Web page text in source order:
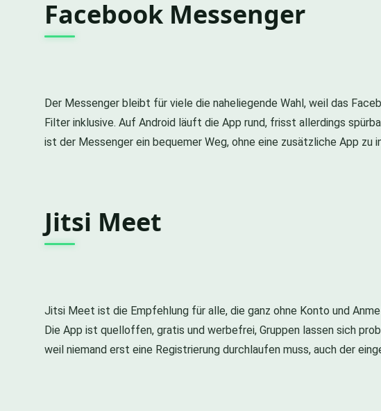
Facebook Messenger
Der Messenger bleibt für viele die naheliegende Wahl, weil das
Filter inklusive. Auf Android läuft die App rund, frisst allerdings
ist der Messenger ein bequemer Weg, ohne eine zusätzliche App zu
Jitsi Meet
Jitsi Meet ist die Empfehlung für alle, die ganz ohne Konto und
Die App ist quelloffen, gratis und werbefrei, Gruppen lassen sich
weil niemand erst eine Registrierung durchlaufen muss, auch der